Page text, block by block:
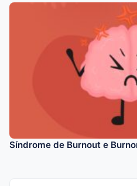
Síndrome de Burnout e